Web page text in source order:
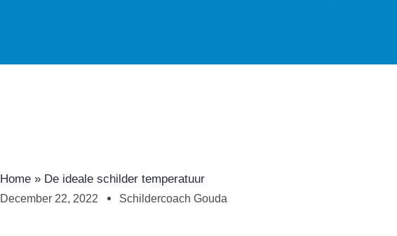
Home » De ideale schilder temperatuur
December 22, 2022 Schildercoach Gouda